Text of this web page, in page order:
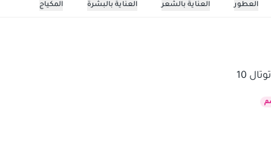
المكياج العناية بالبشرة العناية بالشعر العطور
10